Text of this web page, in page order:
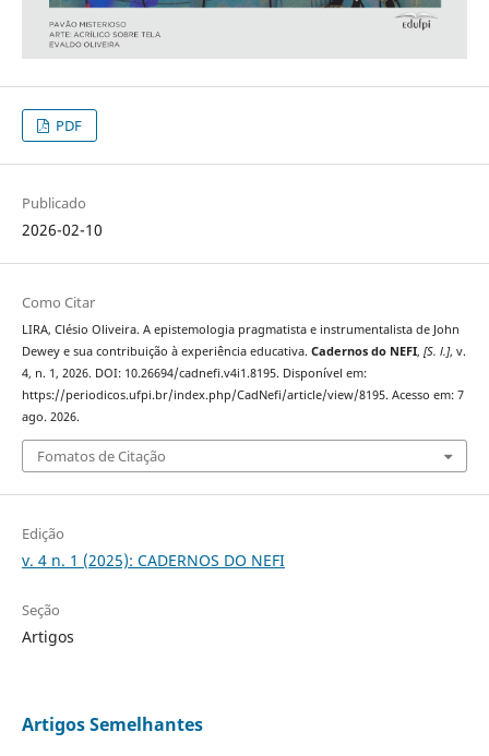
PDF
Publicado
2026-02-10
Como Citar
LIRA, Clésio Oliveira. A epistemologia pragmatista e instrumentalista de John
Dewey e sua contribuição à experiência educativa. Cadernos do NEFI, [S. l.], v.
4, n. 1, 2026. DOI: 10.26694/cadnefi.v4i1.8195. Disponível em:
https://periodicos.ufpi.br/index.php/CadNefi/article/view/8195. Acesso em: 7
ago. 2026.
Fomatos de Citação
Edição
v. 4 n. 1 (2025): CADERNOS DO NEFI
Seção
Artigos
Artigos Semelhantes